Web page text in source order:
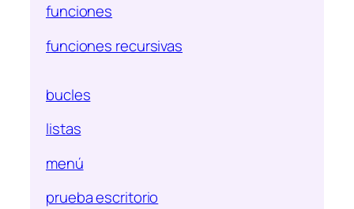
funciones
funciones recursivas
bucles
listas
menú
prueba escritorio